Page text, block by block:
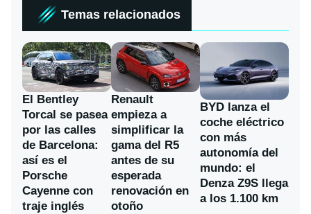
Temas relacionados
El Bentley
Torcal se pasea
por las calles
de Barcelona:
así es el
Porsche
Cayenne con
traje inglés
Renault
empieza a
simplificar la
gama del R5
antes de su
esperada
renovación en
otoño
BYD lanza el
coche eléctrico
con más
autonomía del
mundo: el
Denza Z9S llega
a los 1.100 km